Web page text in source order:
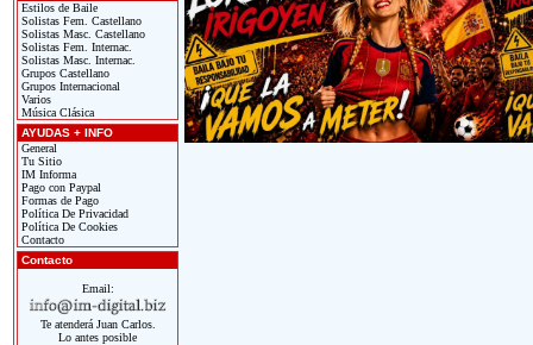
Estilos de Baile
Solistas Fem. Castellano
Solistas Masc. Castellano
Solistas Fem. Internac.
Solistas Masc. Internac.
Grupos Castellano
Grupos Internacional
Varios
Música Clásica
AYUDAS + INFO
General
Tu Sitio
IM Informa
Pago con Paypal
Formas de Pago
Política De Privacidad
Política De Cookies
Contacto
Contacto
Email:
Te atenderá Juan Carlos.
Lo antes posible